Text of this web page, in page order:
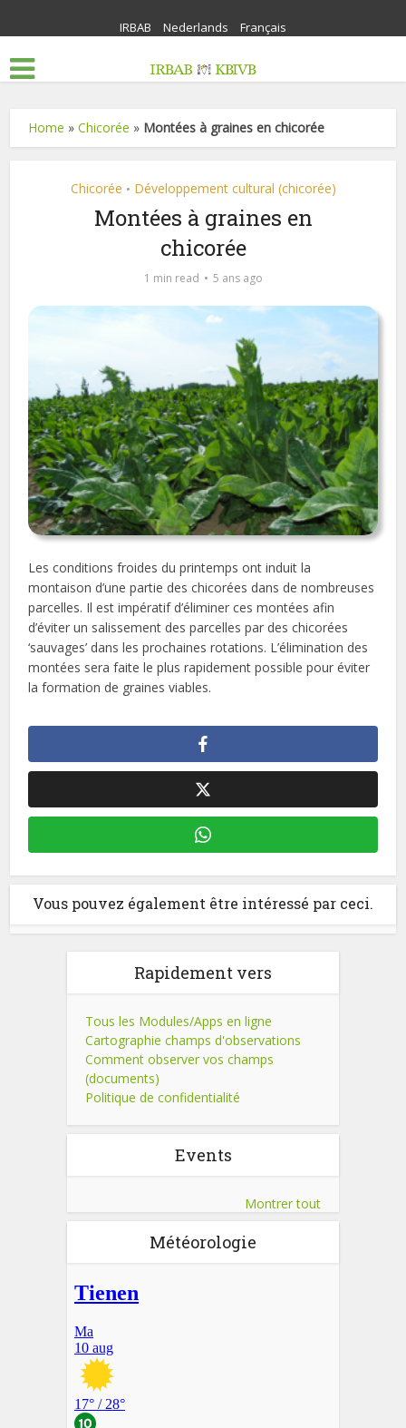
IRBAB Nederlands Français
Home »Chicorée » Montées à graines en chicorée
Chicorée • Développement cultural (chicorée)
Montées à graines en
chicorée
1 min read 5 ans ago
Les conditions froides du printemps ont induit la
montaison d’une partie des chicorées dans de nombreuses
parcelles. Il est impératif d’éliminer ces montées afin
d’éviter un salissement des parcelles par des chicorées
‘sauvages’ dans les prochaines rotations. L’élimination des
montées sera faite le plus rapidement possible pour éviter
la formation de graines viables.
Vous pouvez également être intéressé par ceci.
Rapidement vers
Tous les Modules/Apps en ligne
Cartographie champs d'observations
Comment observer vos champs
(documents)
Politique de confidentialité
Events
Montrer tout
Météorologie